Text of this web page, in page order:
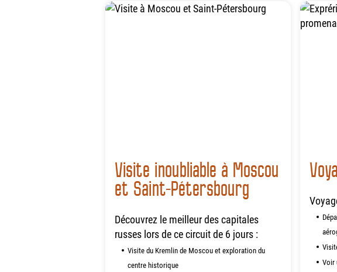
Visite inoubliable à Moscou
et Saint-Pétersbourg
Découvrez le meilleur des capitales
russes lors de ce circuit de 6 jours :
Visite du Kremlin de Moscou et exploration du
centre historique
Voir